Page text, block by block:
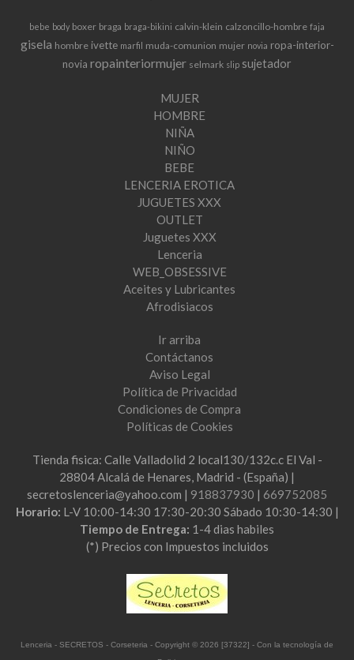
bebe body boxer braga braga-bikini calvin-klein calzoncillo-hombre faja
gisela hombre ivette marfil muda-comunion mujer novia ropa-interior-
novia ropainteriormujer selmark slip sujetador
MUJER
HOMBRE
NIÑA
NIÑO
BEBE
LENCERIA EROTICA
JUGUETES XXX
OUTLET
Juguetes XXX
Lenceria
WEB_OBSESSIVE
Aceites y Lubricantes
Afrodisiacos
Ir arriba
Contáctanos
Aviso Legal
Política de Privacidad
Condiciones de Compra
Políticas de Cookies
Tienda fisica: Calle Valladolid 2 local130/132c.c El Val -
28804 Alcalá de Henares, Madrid - (España) |
secretoslenceria@yahoo.com | 918837930 | 669752085
Horario: L-V 10:00-14:30 17:30-20:30 Sábado 10:30-14:30 |
Tiempo de Entrega: 1-4 dias habiles
(*) Precios con Impuestos incluidos
Lenceria - SECRETOS - Corseteria - Copyright © 2026 [37322] - Con la tecnología de